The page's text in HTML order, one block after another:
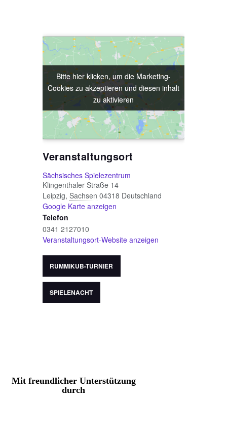
Veranstaltungsort
Sächsisches Spielezentrum
Klingenthaler Straße 14
Leipzig, Sachsen 04318 Deutschland
Google Karte anzeigen
Telefon
0341 2127010
Veranstaltungsort-Website anzeigen
Bitte hier klicken, um die Marketing-
Cookies zu akzeptieren und diesen inhalt
zu aktivieren
Bitte hier klicken, um die Marketing-
Cookies zu akzeptieren und diesen inhalt
zu aktivieren
RUMMIKUB-TURNIER
SPIELENACHT
Mit freundlicher Unterstützung
durch